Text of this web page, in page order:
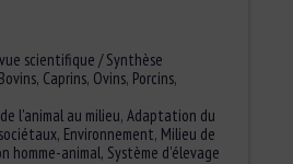
scientifique / Synthèse
Bovins, Caprins, Ovins, Porcins,
l'animal au milieu, Adaptation du
, Environnement, Milieu de
homme-animal, Système d'élevage